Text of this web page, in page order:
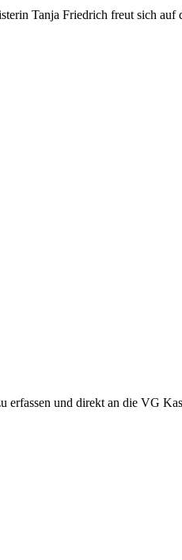
Tanja Friedrich freut sich auf
und direkt an die VG